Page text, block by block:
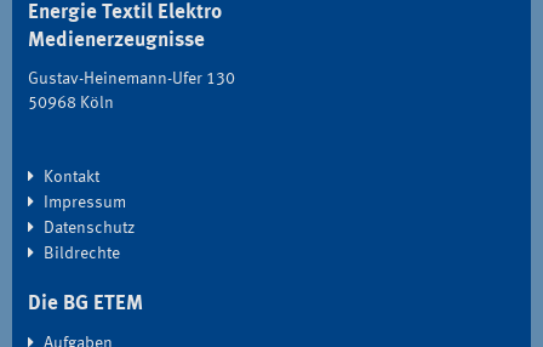
Energie Textil Elektro
Medienerzeugnisse
Gustav-Heinemann-Ufer 130
50968 Köln
Kontakt
Impressum
Datenschutz
Bildrechte
Die BG ETEM
Aufgaben